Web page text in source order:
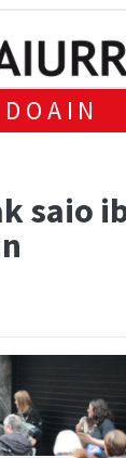
saio